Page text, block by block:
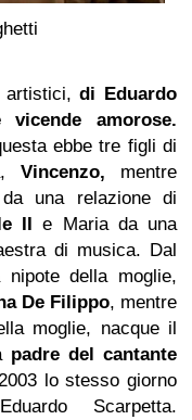
artistici,di Eduardo
amorose.
ebbe tre figli di
Vincenzo, mentre
da una relazione di
II e Maria da una
di musica. Dal
della moglie,
De Filippo, mentre
moglie, nacque il
padre del cantante
lo stesso giorno
Scarpetta.